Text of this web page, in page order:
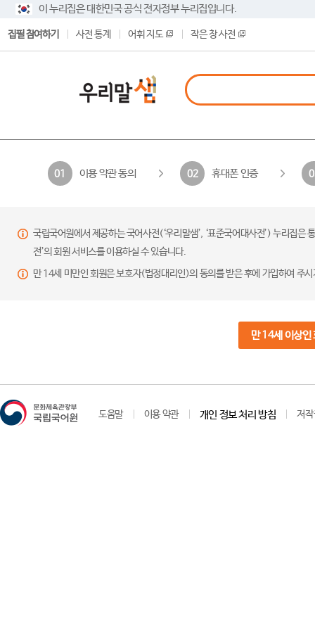
이 누리집은 대한민국 공식 전자정부 누리집입니다.
집필 참여하기 사전 통계 어휘 지도 작은 창 사전
01 이용 약관 동의 02 휴대폰 인증
국립국어원에서 제공하는 국어사전(‘우리말샘’, ‘표준국어대사전’) 누리집
전’의 회원 서비스를 이용하실 수 있습니다.
만 14세 미만인 회원은 보호자(법정대리인)의 동의를 받은 후에 가입하여 주
만 14세 이상인
도움말 이용 약관 개인 정보 처리 방침 저